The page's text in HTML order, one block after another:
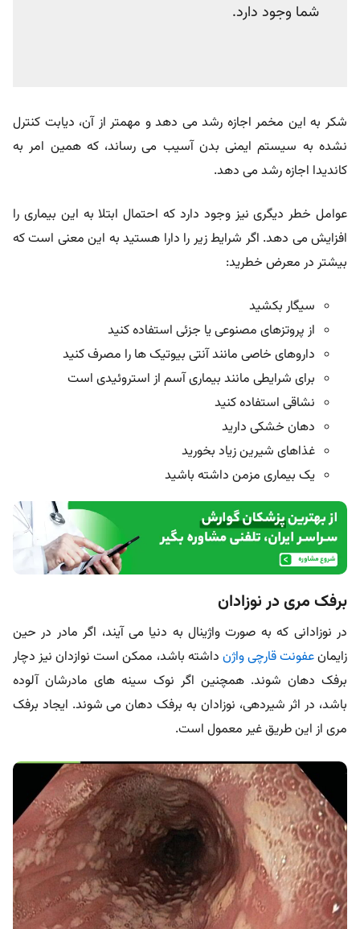
شما وجود دارد.
شکر به این مخمر اجازه رشد می دهد و مهمتر از آن، دیابت کنترل
نشده به سیستم ایمنی بدن آسیب می رساند، که همین امر به
کاندیدا اجازه رشد می دهد.
عوامل خطر دیگری نیز وجود دارد که احتمال ابتلا به این بیماری را
افزایش می دهد. اگر شرایط زیر را دارا هستید به این معنی است که
بیشتر در معرض خطرید:
سیگار بکشید
از پروتزهای مصنوعی یا جزئی استفاده کنید
داروهای خاصی مانند آنتی بیوتیک ها را مصرف کنید
برای شرایطی مانند بیماری آسم از استروئیدی است
نشاقی استفاده کنید
دهان خشکی دارید
غذاهای شیرین زیاد بخورید
یک بیماری مزمن داشته باشید
برفک مری در نوزادان
در نوزادانی که به صورت واژینال به دنیا می آیند، اگر مادر در حین
زایمانعفونت قارچی واژن داشته باشد، ممکن است نوازدان نیز دچار
برفک دهان شوند. همچنین اگر نوک سینه های مادرشان آلوده
باشد، در اثر شیردهی، نوزادان به برفک دهان می شوند. ایجاد برفک
مری از این طریق غیر معمول است.